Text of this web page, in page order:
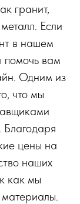
гранит,
Если
в нашем
помочь вам
Одним из
что мы
цены на
наших
как мы
материалы.